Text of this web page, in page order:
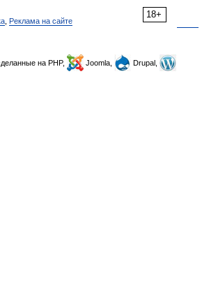
18+
Реклама на сайте
на PHP, Joomla,
Drupal,